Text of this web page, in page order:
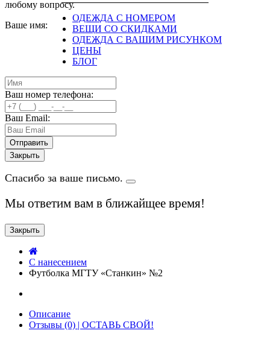
ОДЕЖДА С НОМЕРОМ
ВЕЩИ СО СКИДКАМИ
ОДЕЖДА С ВАШИМ РИСУНКОМ
ЦЕНЫ
БЛОГ
любому вопросу.
Ваше имя:
Ваш номер телефона:
Ваш Email:
Закрыть
Спасибо за ваше письмо.
Мы ответим вам в ближайщее время!
Закрыть
C нанесением
Футболка МГТУ «Станкин» №2
Описание
Отзывы (0) | ОСТАВЬ СВОЙ!